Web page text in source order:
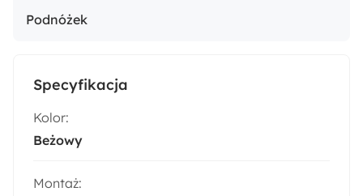
Podnóżek
Specyfikacja
Kolor:
Beżowy
Montaż: